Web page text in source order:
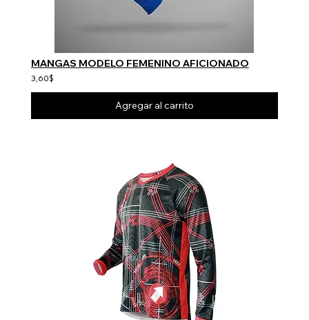
MANGAS MODELO FEMENINO AFICIONADO
3,60$
Agregar al carrito